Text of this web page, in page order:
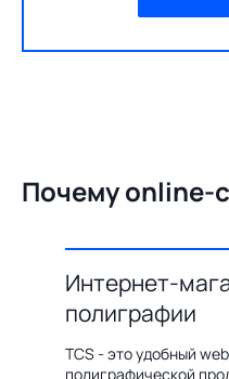
Почему online-
Интернет-
полиграфии
TCS - это удобный
полиграфической